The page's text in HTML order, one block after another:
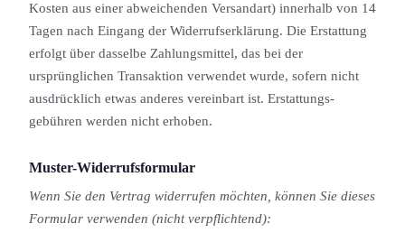
Kosten aus einer abweichenden Versandart) innerhalb von 14
Tagen nach Eingang der Widerrufserklärung. Die Erstattung
erfolgt über dasselbe Zahlungs­mittel, das bei der
ursprünglichen Transaktion verwendet wurde, sofern nicht
ausdrücklich etwas anderes vereinbart ist. Erstattungs­
gebühren werden nicht erhoben.
Muster-Widerrufsformular
Wenn Sie den Vertrag widerrufen möchten, können Sie dieses
Formular verwenden (nicht verpflichtend):